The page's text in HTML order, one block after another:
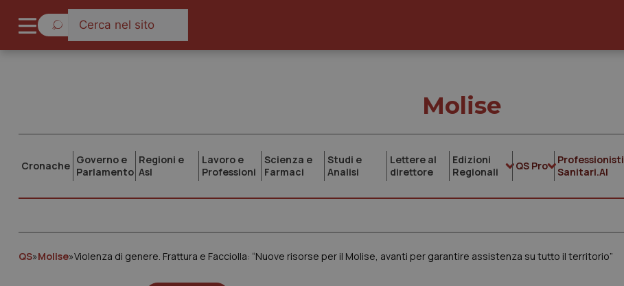
Molise
Cronache Governo e
Parlamento
Regioni e
Asl
Lavoro e
Professioni
Scienza e
Farmaci
Studi e
Analisi
Lettere al
direttore
Edizioni
Regionali
QS Pro
Professionisti
Sanitari.AI
QS»Molise»Violenza di genere. Frattura e Facciolla: “Nuove risorse per il Molise, avanti per garantire assistenza su tutto il territorio”